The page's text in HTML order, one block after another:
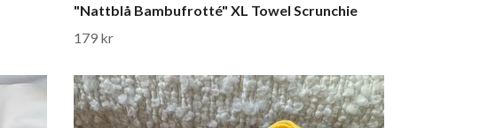
"Nattblå Bambufrotté" XL Towel Scrunchie
179 kr